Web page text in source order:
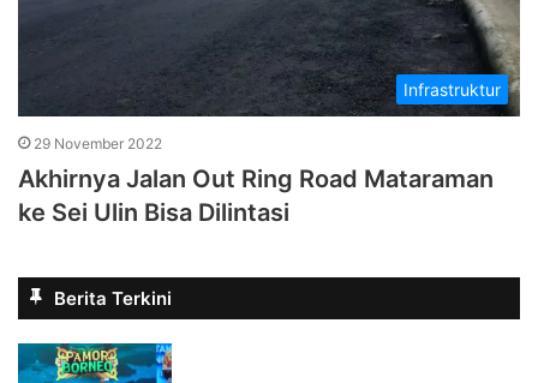
Infrastruktur
29 November 2022
Akhirnya Jalan Out Ring Road Mataraman
ke Sei Ulin Bisa Dilintasi
Berita Terkini